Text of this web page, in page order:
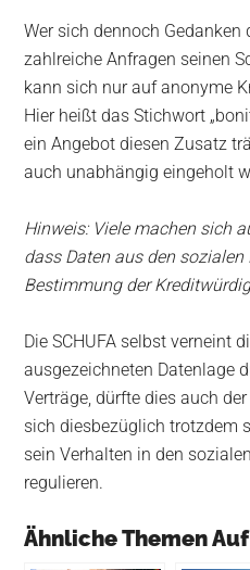
Wer sich dennoch Gedanken
zahlreiche Anfragen seinen
kann sich nur auf anonyme
Hier heißt das Stichwort
ein Angebot diesen Zusatz
auch unabhängig eingeholt
Hinweis: Viele machen sich
dass Daten aus den sozialen
Bestimmung der
Die SCHUFA selbst verneint
ausgezeichneten Datenlage
Verträge, dürfte dies auch
sich diesbezüglich trotzdem
sein Verhalten in den
regulieren.
Ähnliche Themen